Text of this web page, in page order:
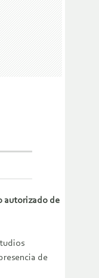
autorizado de
de